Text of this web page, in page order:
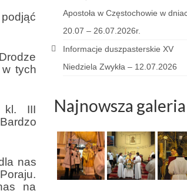
tych
kl. III
nas
na
Apostoła w Częstochowie w
20.07 – 26.07.2026r.
Informacje duszpasterskie XV
Niedziela Zwykła – 12.07.2026
Najnowsza galeria